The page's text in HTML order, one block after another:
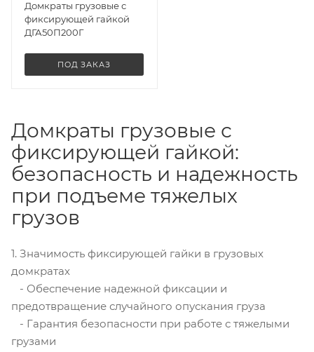
Домкраты грузовые с
фиксирующей гайкой
ДГА50П200Г
ПОД ЗАКАЗ
Домкраты грузовые с
фиксирующей гайкой:
безопасность и надежность
при подъеме тяжелых
грузов
1. Значимость фиксирующей гайки в грузовых
домкратах
- Обеспечение надежной фиксации и
предотвращение случайного опускания груза
- Гарантия безопасности при работе с тяжелыми
грузами